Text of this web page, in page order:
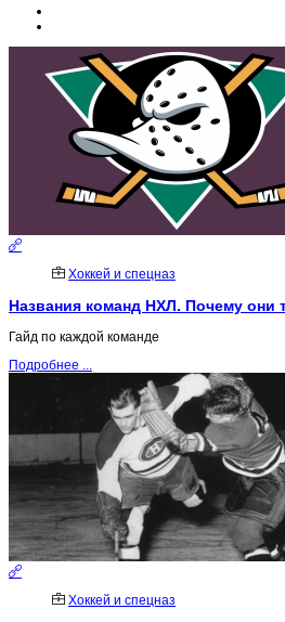
Хоккей и спецназ
Названия команд НХЛ. Почему они
Гайд по каждой команде
Подробнее ...
Хоккей и спецназ